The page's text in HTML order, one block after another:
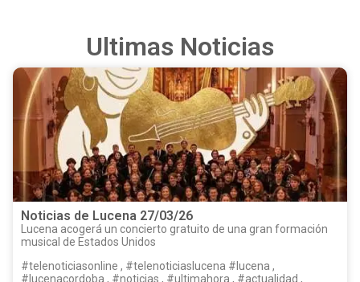
Ultimas Noticias
Noticias de Lucena 27/03/26
Lucena acogerá un concierto gratuito de una gran formación
musical de Estados Unidos
#telenoticiasonline , #telenoticiaslucena #lucena ,
#lucenacordoba , #noticias , #ultimahora , #actualidad ,